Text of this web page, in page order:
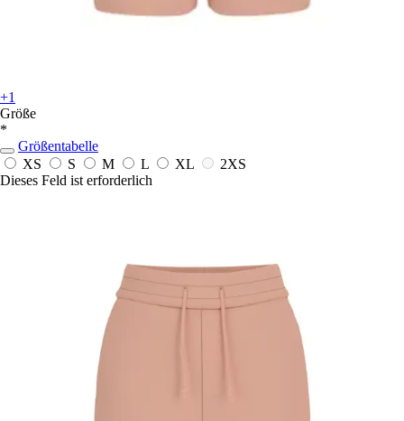
+1
Größe
*
Größentabelle
XS
S M L XL
2XS
Dieses Feld ist erforderlich